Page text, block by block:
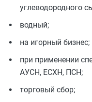
углеводородного
водный;
на игорный бизнес;
при применении
АУСН, ЕСХН, ПСН;
торговый сбор;